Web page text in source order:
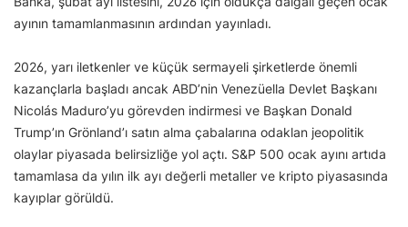
ayının tamamlanmasının ardından yayınladı.
2026, yarı iletkenler ve küçük sermayeli şirketlerde önemli
kazançlarla başladı ancak ABD’nin Venezüella Devlet Başkanı
Nicolás Maduro’yu görevden indirmesi ve Başkan Donald
Trump’ın Grönland’ı satın alma çabalarına odaklan jeopolitik
olaylar piyasada belirsizliğe yol açtı. S&P 500 ocak ayını artıda
tamamlasa da yılın ilk ayı değerli metaller ve kripto piyasasında
kayıplar görüldü.